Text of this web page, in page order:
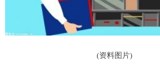
(资料图片)